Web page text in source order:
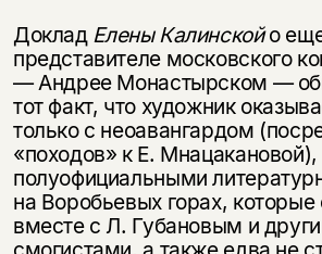
Доклад Елены Калинскойо
представителе московского
— Андрее Монастырском —
тот факт, что художник
только с неоавангардом
«походов» к Е. Мнацакановой),
полуофициальными
на Воробьевых горах,
вместе с Л. Губановым и